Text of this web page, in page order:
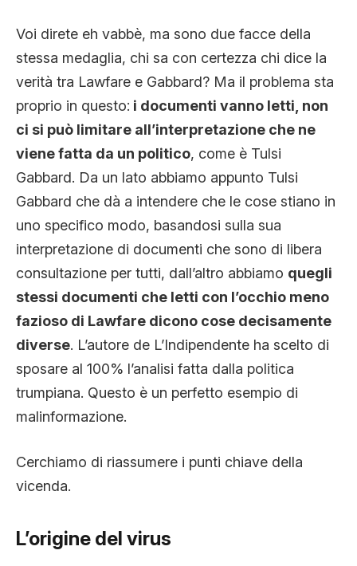
Voi direte eh vabbè, ma sono due facce della
stessa medaglia, chi sa con certezza chi dice la
verità tra Lawfare e Gabbard? Ma il problema sta
proprio in questo: i documenti vanno letti, non
ci si può limitare all’interpretazione che ne
viene fatta da un politico, come è Tulsi
Gabbard. Da un lato abbiamo appunto Tulsi
Gabbard che dà a intendere che le cose stiano in
uno specifico modo, basandosi sulla sua
interpretazione di documenti che sono di libera
consultazione per tutti, dall’altro abbiamo quegli
stessi documenti che letti con l’occhio meno
fazioso di Lawfare dicono cose decisamente
diverse. L’autore de L’Indipendente ha scelto di
sposare al 100% l’analisi fatta dalla politica
trumpiana. Questo è un perfetto esempio di
malinformazione.
Cerchiamo di riassumere i punti chiave della
vicenda.
L’origine del virus